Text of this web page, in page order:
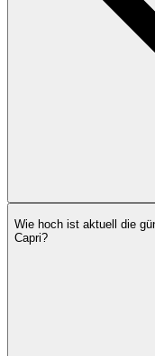
Wie hoch ist aktuell die
Capri?